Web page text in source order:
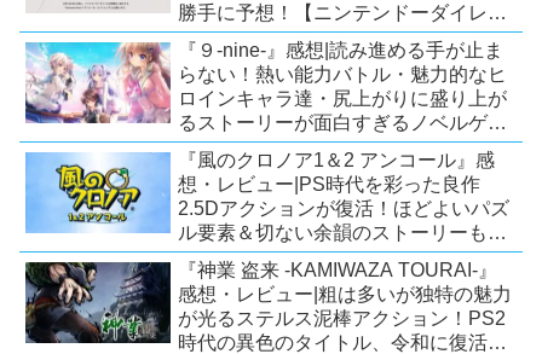
勝手に予想！【ニンテンドーダイレク
ト予想】
『９-nine-』感想|読み進める手が止ま
らない！熱い能力バトル・魅力的なヒ
ロインキャラ達・尻上がりに盛り上が
るストーリーが面白すぎるノベルゲ
ー！【PC/Steam/Switch/PS4】
『風のクロノア1＆2 アンコール』感
想・レビュー|PS時代を彩った良作
2.5Dアクションが復活！ほどよいパズ
ル要素＆切ない余韻のストーリーも魅
力！【Switch/PS5/PS4/Xbox
X|S/Xone/PC】
『神業 盗来 -KAMIWAZA TOURAI-』
感想・レビュー|粗は多いが独特の魅力
が光るステルス泥棒アクション！PS2
時代の異色のタイトル、令和に復活！